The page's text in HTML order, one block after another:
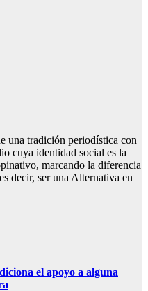
una tradición periodística con
cuya identidad social es la
marcando la diferencia
decir, ser una Alternativa en
el apoyo a alguna